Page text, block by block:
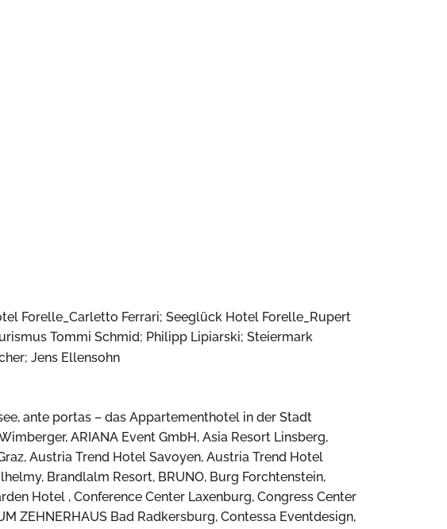
Forelle_Carletto Ferrari; Seeglück Hotel Forelle_Rupert
Tommi Schmid; Philipp Lipiarski; Steiermark
Jens Ellensohn
ante portas – das Appartementhotel in der Stadt
ARIANA Event GmbH, Asia Resort Linsberg,
Austria Trend Hotel Savoyen, Austria Trend Hotel
Brandlalm Resort, BRUNO, Burg Forchtenstein,
Hotel , Conference Center Laxenburg, Congress Center
ZEHNERHAUS Bad Radkersburg, Contessa Eventdesign,